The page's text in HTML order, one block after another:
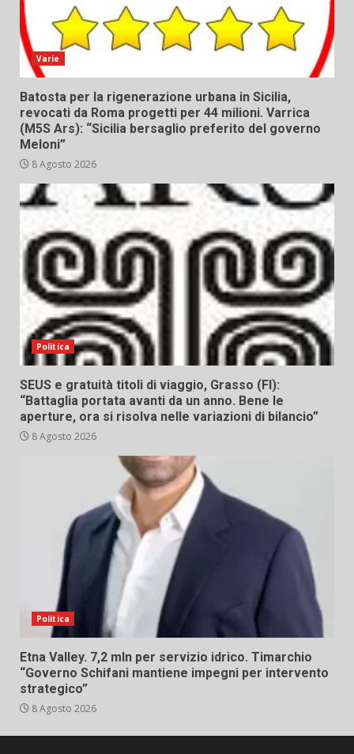
Varie
Batosta per la rigenerazione urbana in Sicilia,
revocati da Roma progetti per 44 milioni. Varrica
(M5S Ars): “Sicilia bersaglio preferito del governo
Meloni”
8 Agosto 2026
Politica
SEUS e gratuità titoli di viaggio, Grasso (FI):
“Battaglia portata avanti da un anno. Bene le
aperture, ora si risolva nelle variazioni di bilancio”
8 Agosto 2026
Politica
Etna Valley. 7,2 mln per servizio idrico. Timarchio
“Governo Schifani mantiene impegni per intervento
strategico”
8 Agosto 2026